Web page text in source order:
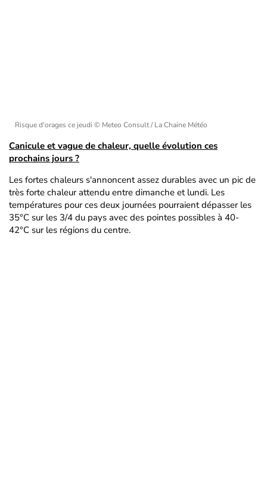
Risque d'orages ce jeudi © Meteo Consult / La Chaine Météo
Canicule et vague de chaleur, quelle évolution ces
prochains jours ?
Les fortes chaleurs s'annoncent assez durables avec un pic de
très forte chaleur attendu entre dimanche et lundi. Les
températures pour ces deux journées pourraient dépasser les
35°C sur les 3/4 du pays avec des pointes possibles à 40-
42°C sur les régions du centre.